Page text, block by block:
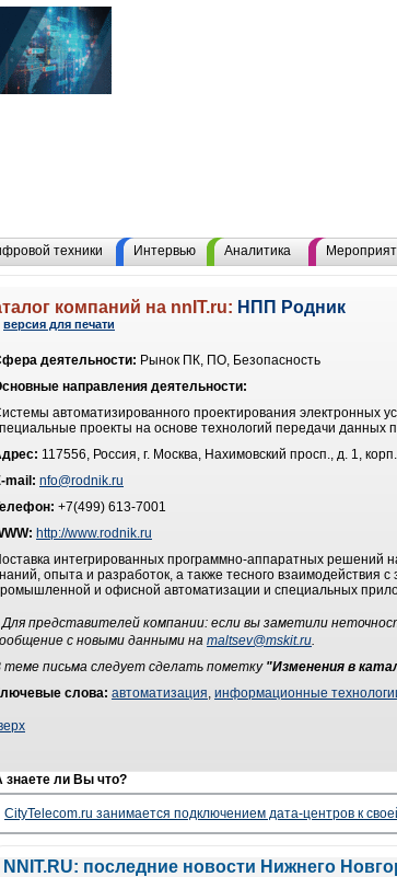
техники Интервью Аналитика
компаний на nnIT.ru: НПП Родник
версия для печати
деятельности: Рынок ПК, ПО, Безопасность
направления деятельности:
автоматизированного проектирования электронных
проекты на основе технологий передачи данных
117556, Россия, г. Москва, Нахимовский просп., д. 1,
mail: nfo@rodnik.ru
+7(499) 613-7001
http://www.rodnik.ru
интегрированных программно-аппаратных
опыта и разработок, а также тесного взаимодействия
и офисной автоматизации и специальных
Для представителей компании: если вы заметили
с новыми данными на maltsev@mskit.ru.
теме письма следует сделать пометку "Изменения в
слова: автоматизация, информационные
знаете ли Вы что?
CityTelecom.ru занимается подключением дата-центров к
NNIT.RU: последние новости Нижнего